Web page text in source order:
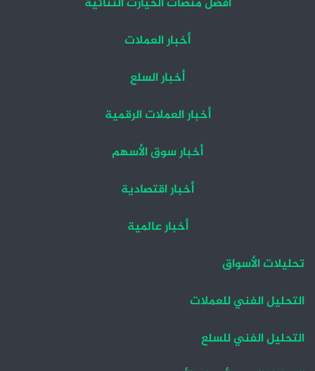
أخبار العملات
أخبار السلع
أخبار العملات الرقمية
أخبار سوق الأسهم
أخبار اقتصادية
أخبار عالمية
تحليلات الأسواق
التحليل الفني للعملات
التحليل الفني للسلع